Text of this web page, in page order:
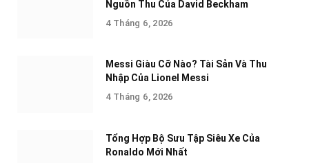
Nguồn Thu Của David Beckham
4 Tháng 6, 2026
Messi Giàu Cỡ Nào? Tài Sản Và Thu
Nhập Của Lionel Messi
4 Tháng 6, 2026
Tổng Hợp Bộ Sưu Tập Siêu Xe Của
Ronaldo Mới Nhất